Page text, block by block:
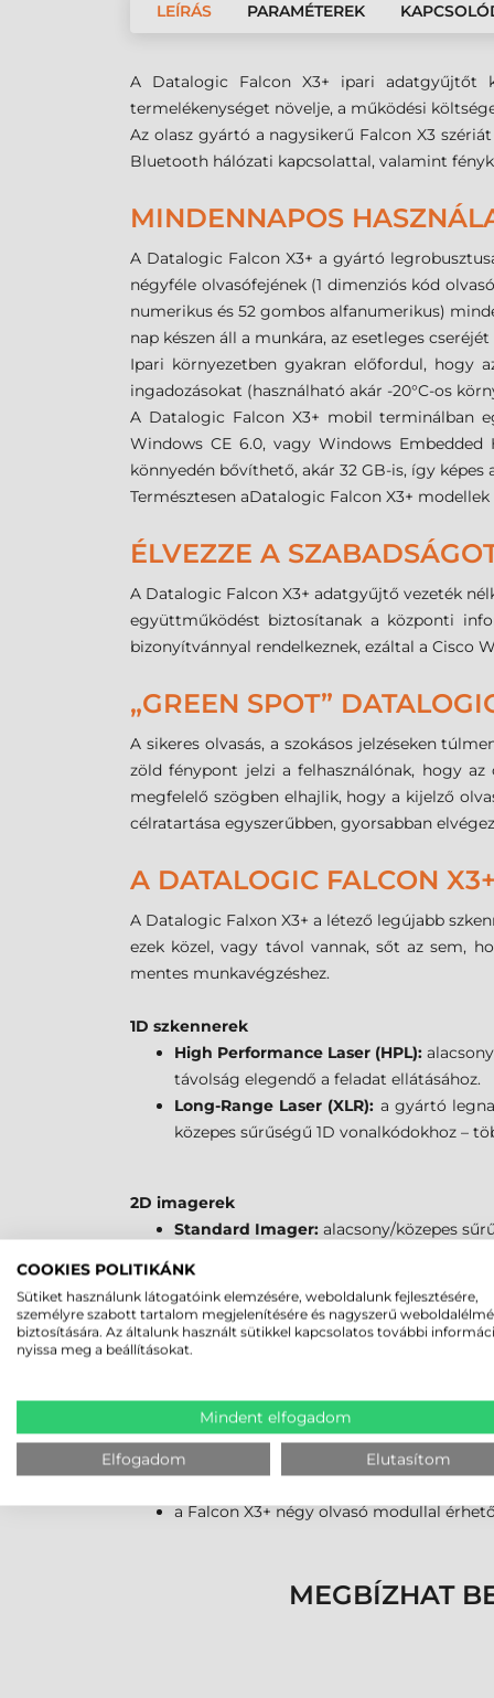
LEÍRÁS PARAMÉTEREK
A Datalogic Falcon X3+ ipari adatgyűjtőt
termelékenységet növelje, a működési
Az olasz gyártó a nagysikerű Falcon X3
Bluetooth hálózati kapcsolattal, valamint
MINDENNAPOS
A Datalogic Falcon X3+ a gyártó
négyféle olvasófejének (1 dimenziós kód
numerikus és 52 gombos alfanumerikus)
nap készen áll a munkára, az esetleges
Ipari környezetben gyakran előfordul, hogy
ingadozásokat (használható akár -20°C-os
A Datalogic Falcon X3+ mobil terminálban
Windows CE 6.0, vagy Windows
könnyedén bővíthető, akár 32 GB-is, így
Természtesen aDatalogic Falcon X3+
ÉLVEZZE A
A Datalogic Falcon X3+ adatgyűjtő vezeték
együttműködést biztosítanak a központi
bizonyítvánnyal rendelkeznek, ezáltal a Cisco
„GREEN SPOT”
A sikeres olvasás, a szokásos jelzéseken
zöld fénypont jelzi a felhasználónak, hogy
megfelelő szögben elhajlik, hogy a kijelző
célratartása egyszerűbben, gyorsabban
A DATALOGIC FALCON
A Datalogic Falxon X3+ a létező legújabb
ezek közel, vagy távol vannak, sőt az sem,
mentes munkavégzéshez.
1D szkennerek
High Performance Laser (HPL):
távolság elegendő a feladat ellátásához.
Long-Range Laser (XLR): a gyártó
közepes sűrűségű 1D vonalkódokhoz –
2D imagerek
Standard Imager: alacsony/közepes
1D/
DATALOGIC FALCON X3
a korábbi a/b/g helyett a/b/g/n
a 3,5" színes érintőképernyő elérhető
a gyors munkavégzést az új processzor
a 256 MB RAM mellé most már 1 GB
az új billentyű kiosztás
a hosszú üzemidőt biztosító,
a Falcon X3+ négy olvasó modullal
MEGBÍZHAT
COOKIES POLITIKÁNK
Sütiket használunk látogatóink elemzésére, weboldalunk fejlesztésére,
személyre szabott tartalom megjelenítésére és nagyszerű
biztosítására. Az általunk használt sütikkel kapcsolatos további
nyissa meg a beállításokat.
Mindent elfogadom
Elfogadom Elutasítom